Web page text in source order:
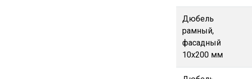
Дюбель
рамный,
фасадный
10х200 мм